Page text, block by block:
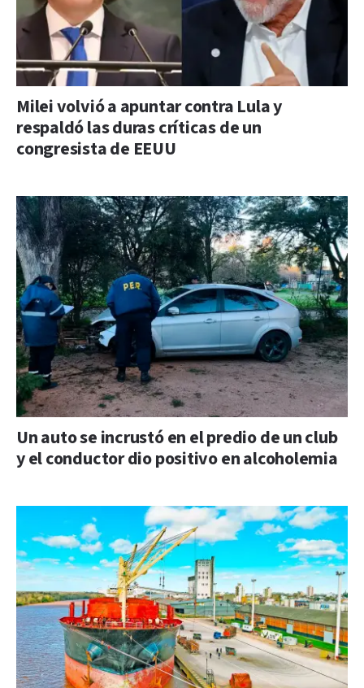
Milei volvió a apuntar contra Lula y
respaldó las duras críticas de un
congresista de EEUU
Un auto se incrustó en el predio de un club
y el conductor dio positivo en alcoholemia